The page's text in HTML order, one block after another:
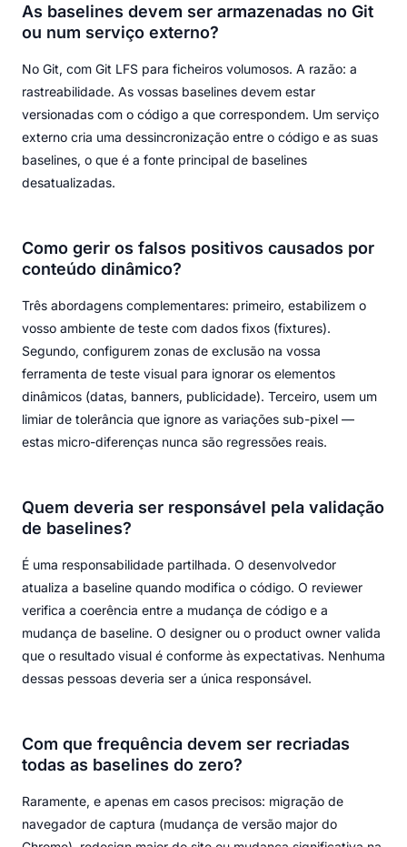
As baselines devem ser armazenadas no Git
ou num serviço externo?
No Git, com Git LFS para ficheiros volumosos. A razão: a
rastreabilidade. As vossas baselines devem estar
versionadas com o código a que correspondem. Um serviço
externo cria uma dessincronização entre o código e as suas
baselines, o que é a fonte principal de baselines
desatualizadas.
Como gerir os falsos positivos causados por
conteúdo dinâmico?
Três abordagens complementares: primeiro, estabilizem o
vosso ambiente de teste com dados fixos (fixtures).
Segundo, configurem zonas de exclusão na vossa
ferramenta de teste visual para ignorar os elementos
dinâmicos (datas, banners, publicidade). Terceiro, usem um
limiar de tolerância que ignore as variações sub-pixel —
estas micro-diferenças nunca são regressões reais.
Quem deveria ser responsável pela validação
de baselines?
É uma responsabilidade partilhada. O desenvolvedor
atualiza a baseline quando modifica o código. O reviewer
verifica a coerência entre a mudança de código e a
mudança de baseline. O designer ou o product owner valida
que o resultado visual é conforme às expectativas. Nenhuma
dessas pessoas deveria ser a única responsável.
Com que frequência devem ser recriadas
todas as baselines do zero?
Raramente, e apenas em casos precisos: migração de
navegador de captura (mudança de versão major do